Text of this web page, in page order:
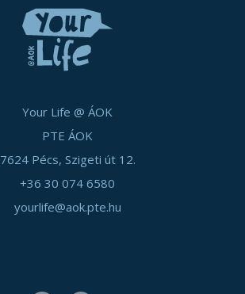
Your Life @ ÁOK
PTE ÁOK
7624 Pécs, Szigeti út 12.
+36 30 074 6580
yourlife@aok.pte.hu